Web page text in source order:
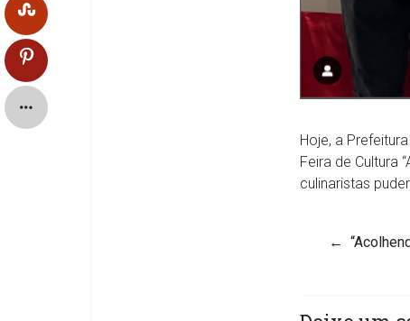
Hoje, a
Feira de Cultura
culinaristas
←